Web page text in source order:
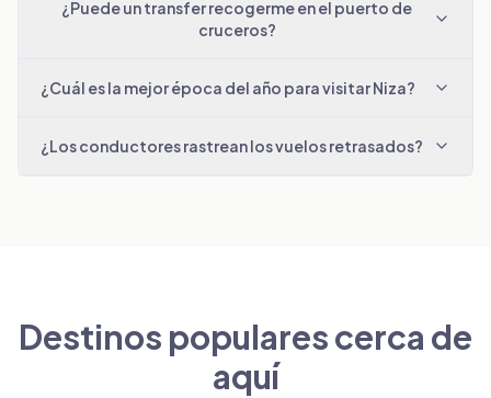
¿Puede un transfer recogerme en el puerto de
cruceros?
¿Cuál es la mejor época del año para visitar Niza?
¿Los conductores rastrean los vuelos retrasados?
Destinos populares cerca de
aquí